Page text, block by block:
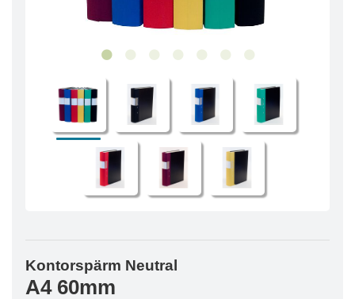
Kontorspärm Neutral
A4 60mm